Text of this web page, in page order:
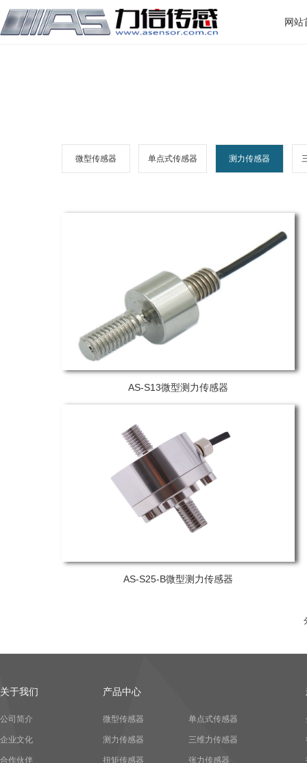
网站
微型传感器 单点式传感器 测力传感器
AS-S13微型测力传感器
AS-S25-B微型测力传感器
关于我们
公司简介
企业文化
合作伙伴
产品中心
微型传感器 单点式传感器
测力传感器 三维力传感器
扭矩传感器 张力传感器